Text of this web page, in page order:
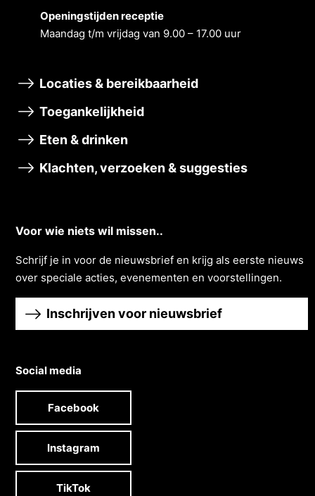
Openingstĳden receptie
Maandag t/m vrĳdag van 9.00 – 17.00 uur
Locaties & bereikbaarheid
Toegankelijkheid
Eten & drinken
Klachten, verzoeken & suggesties
Voor wie niets wil missen..
Schrĳf je in voor de nieuwsbrief en krĳg als eerste nieuws
over speciale acties, evenementen en voorstellingen.
Inschrijven voor nieuwsbrief
Social media
Facebook
Instagram
TikTok